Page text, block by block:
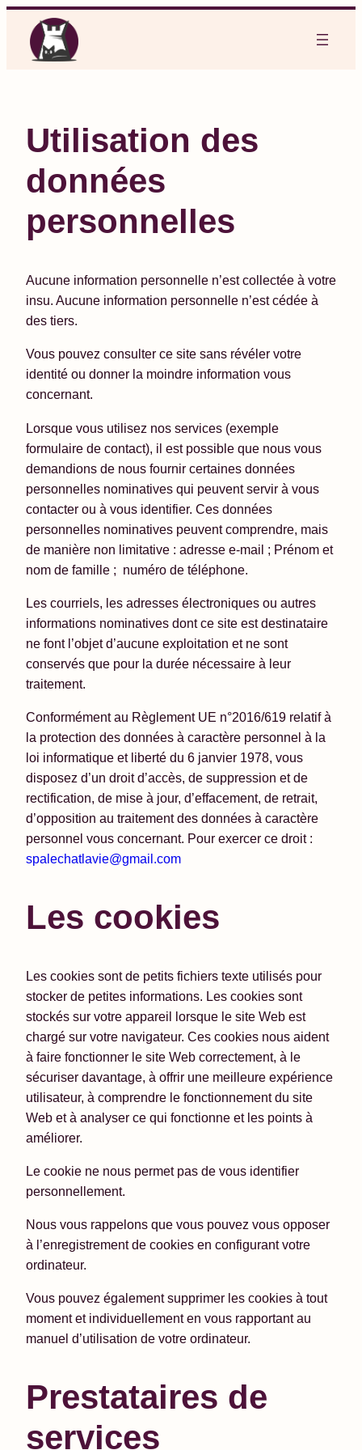
contenu
Utilisation des
données
personnelles
Aucune information personnelle n’est collectée à votre
insu. Aucune information personnelle n’est cédée à
des tiers.
Vous pouvez consulter ce site sans révéler votre
identité ou donner la moindre information vous
concernant.
Lorsque vous utilisez nos services (exemple
formulaire de contact), il est possible que nous vous
demandions de nous fournir certaines données
personnelles nominatives qui peuvent servir à vous
contacter ou à vous identifier. Ces données
personnelles nominatives peuvent comprendre, mais
de manière non limitative : adresse e-mail ; Prénom et
nom de famille ; numéro de téléphone.
Les courriels, les adresses électroniques ou autres
informations nominatives dont ce site est destinataire
ne font l’objet d’aucune exploitation et ne sont
conservés que pour la durée nécessaire à leur
traitement.
Conformément au Règlement UE n°2016/619 relatif à
la protection des données à caractère personnel à la
loi informatique et liberté du 6 janvier 1978, vous
disposez d’un droit d’accès, de suppression et de
rectification, de mise à jour, d’effacement, de retrait,
d’opposition au traitement des données à caractère
personnel vous concernant. Pour exercer ce droit :
spalechatlavie@gmail.com
Les cookies
Les cookies sont de petits fichiers texte utilisés pour
stocker de petites informations. Les cookies sont
stockés sur votre appareil lorsque le site Web est
chargé sur votre navigateur. Ces cookies nous aident
à faire fonctionner le site Web correctement, à le
sécuriser davantage, à offrir une meilleure expérience
utilisateur, à comprendre le fonctionnement du site
Web et à analyser ce qui fonctionne et les points à
améliorer.
Le cookie ne nous permet pas de vous identifier
personnellement.
Nous vous rappelons que vous pouvez vous opposer
à l’enregistrement de cookies en configurant votre
ordinateur.
Vous pouvez également supprimer les cookies à tout
moment et individuellement en vous rapportant au
manuel d’utilisation de votre ordinateur.
Prestataires de
services